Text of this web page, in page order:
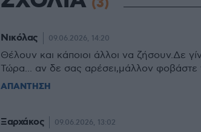
(3)
Νικόλας 09.06.2026, 14:20
Θέλουν και κάποιοι άλλοι να ζήσουν.Δε
Τώρα... αν δε σας αρέσει,μάλλον
ΑΠΑΝΤΗΣΗ
Ξαρχάκος 09.06.2026, 13:02